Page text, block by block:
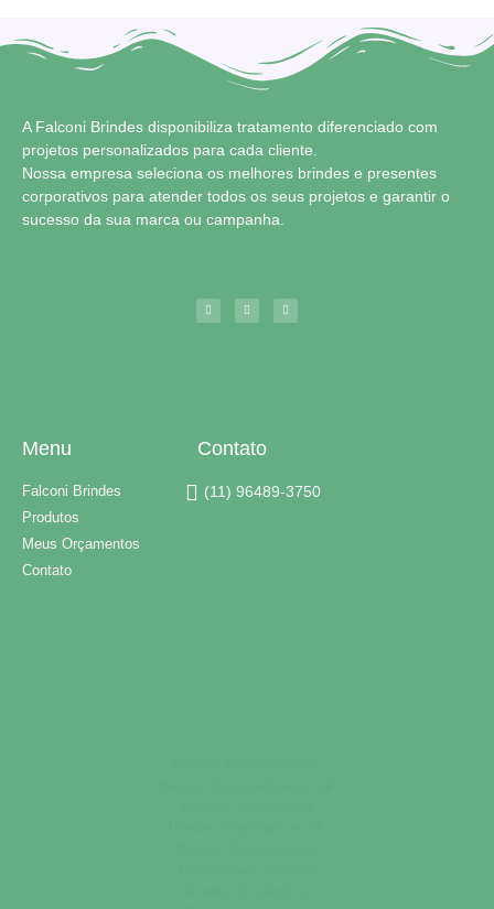
A Falconi Brindes disponibiliza tratamento diferenciado com
projetos personalizados para cada cliente.
Nossa empresa seleciona os melhores brindes e presentes
corporativos para atender todos os seus projetos e garantir o
sucesso da sua marca ou campanha.
Menu
Falconi Brindes
Produtos
Meus Orçamentos
Contato
Contato
(11) 96489-3750